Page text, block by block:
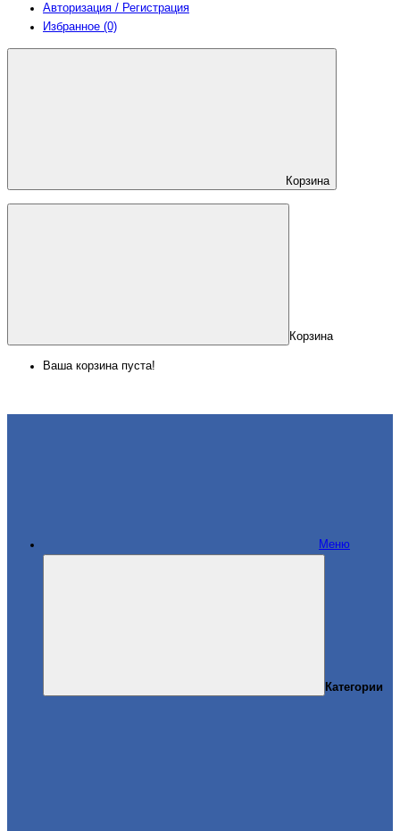
Авторизация / Регистрация
Избранное (0)
Корзина
Корзина
Ваша корзина пуста!
Меню
Категории